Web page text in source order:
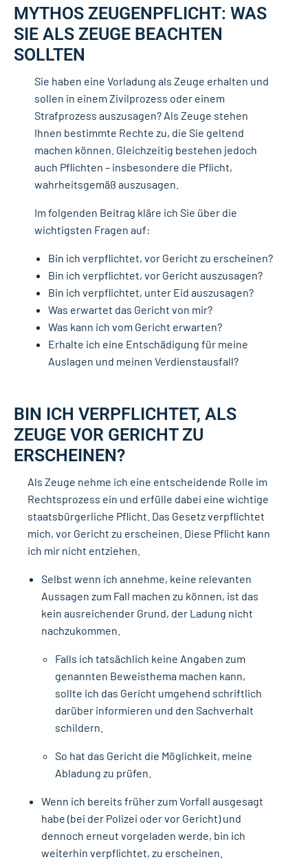
MYTHOS ZEUGENPFLICHT: WAS
SIE ALS ZEUGE BEACHTEN
SOLLTEN
Sie haben eine Vorladung als Zeuge erhalten und
sollen in einem Zivilprozess oder einem
Strafprozess auszusagen? Als Zeuge stehen
Ihnen bestimmte Rechte zu, die Sie geltend
machen können. Gleichzeitig bestehen jedoch
auch Pflichten – insbesondere die Pflicht,
wahrheitsgemäß auszusagen.
Im folgenden Beitrag kläre ich Sie über die
wichtigsten Fragen auf:
Bin ich verpflichtet, vor Gericht zu erscheinen?
Bin ich verpflichtet, vor Gericht auszusagen?
Bin ich verpflichtet, unter Eid auszusagen?
Was erwartet das Gericht von mir?
Was kann ich vom Gericht erwarten?
Erhalte ich eine Entschädigung für meine
Auslagen und meinen Verdienstausfall?
BIN ICH VERPFLICHTET, ALS
ZEUGE VOR GERICHT ZU
ERSCHEINEN?
Als Zeuge nehme ich eine entscheidende Rolle im
Rechtsprozess ein und erfülle dabei eine wichtige
staatsbürgerliche Pflicht. Das Gesetz verpflichtet
mich, vor Gericht zu erscheinen. Diese Pflicht kann
ich mir nicht entziehen.
Selbst wenn ich annehme, keine relevanten
Aussagen zum Fall machen zu können, ist das
kein ausreichender Grund, der Ladung nicht
nachzukommen.
Falls ich tatsächlich keine Angaben zum
genannten Beweisthema machen kann,
sollte ich das Gericht umgehend schriftlich
darüber informieren und den Sachverhalt
schildern.
So hat das Gericht die Möglichkeit, meine
Abladung zu prüfen.
Wenn ich bereits früher zum Vorfall ausgesagt
habe (bei der Polizei oder vor Gericht) und
dennoch erneut vorgeladen werde, bin ich
weiterhin verpflichtet, zu erscheinen.